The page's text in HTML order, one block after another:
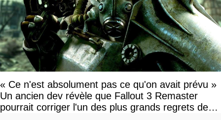
« Ce n'est absolument pas ce qu'on avait prévu »
Un ancien dev révèle que Fallout 3 Remaster
pourrait corriger l'un des plus grands regrets de